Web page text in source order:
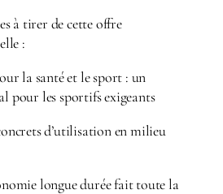
à tirer de cette offre
:
la santé et le sport : un
pour les sportifs exigeants
d’utilisation en milieu
longue durée fait toute la